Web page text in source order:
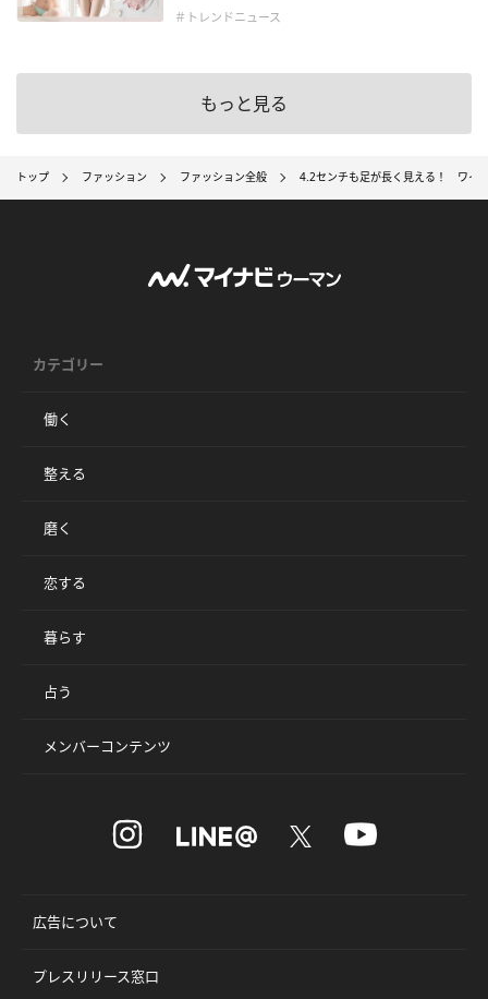
＃トレンドニュース
もっと見る
トップ ファッション ファッション全般 4.2センチも足が長く見える！ ワイ
カテゴリー
働く
整える
磨く
恋する
暮らす
占う
メンバーコンテンツ
広告について
プレスリリース窓口